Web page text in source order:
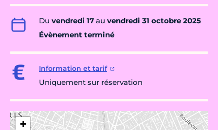
Du vendredi 17 au vendredi 31 octobre 2025
Évènement terminé
Information et tarif
Uniquement sur réservation
+